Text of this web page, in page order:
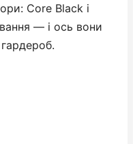
Core Black і
— і ось вони
гардероб.